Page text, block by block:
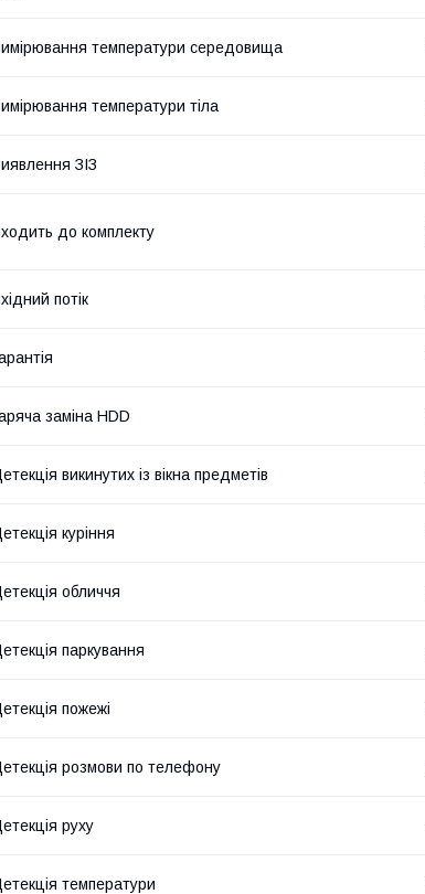
температури середовища
температури тіла
ЗІЗ
до комплекту
потік
заміна HDD
викинутих із вікна предметів
куріння
обличчя
паркування
пожежі
розмови по телефону
руху
температури